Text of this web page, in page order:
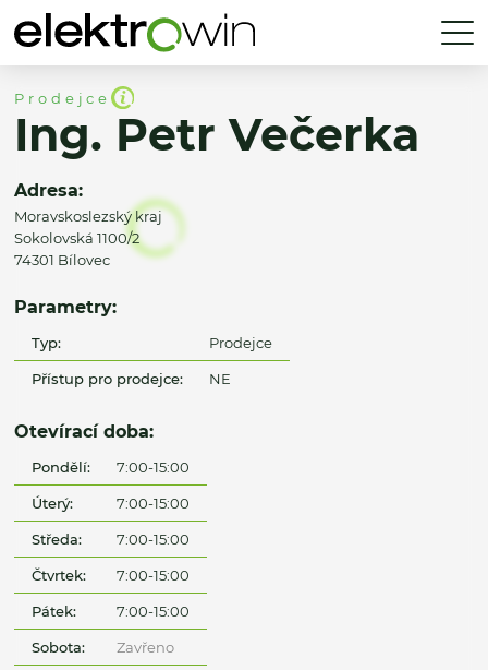
Prodejce
Ing. Petr Večerka
Adresa:
Moravskoslezský kraj
Sokolovská 1100/2
74301 Bílovec
Parametry:
Typ: Prodejce
Přístup pro prodejce: NE
Otevírací doba:
Pondělí: 7:00-15:00
Úterý: 7:00-15:00
Středa: 7:00-15:00
Čtvrtek: 7:00-15:00
Pátek: 7:00-15:00
Sobota: Zavřeno